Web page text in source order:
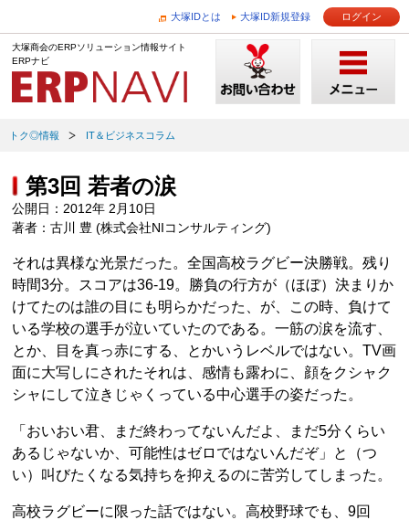
大塚IDとは 大塚ID新規登録 ログイン
大塚商会のERPソリューション情報サイト
ERPナビ
トク◎情報 IT＆ビジネスコラム
第3回 若者の涙
公開日：2012年 2月10日
著者：古川 豊 (株式会社NIコンサルティング)
それは異様な光景だった。全国高校ラグビー決勝戦。残り
時間3分。スコアは36-19。勝負の行方が（ほぼ）決まりか
けてたのは誰の目にも明らかだった、が、この時、負けて
いる学校の選手が泣いていたのである。一筋の涙を流す、
とか、目を真っ赤にする、とかいうレベルではない。TV画
面に大写しにされたそれは、感情も露わに、顔をクシャク
シャにして泣きじゃくっている中心選手の姿だった。
「おいおい君、まだ終わってないんだよ、まだ5分くらい
あるじゃないか、可能性はゼロではないんだぞ」と（つ
い）叫びたくなる気持ちを抑えるのに苦労してしまった。
高校ラグビーに限った話ではない。高校野球でも、9回